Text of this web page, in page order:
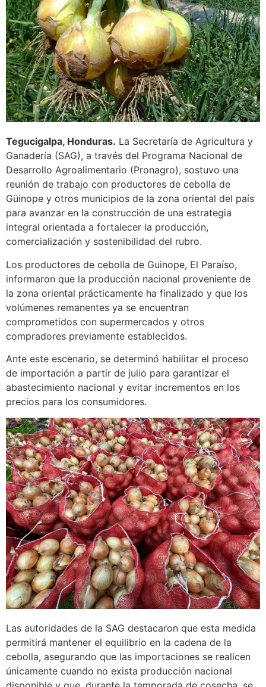
Tegucigalpa, Honduras. La Secretaría de Agricultura y
Ganadería (SAG), a través del Programa Nacional de
Desarrollo Agroalimentario (Pronagro), sostuvo una
reunión de trabajo con productores de cebolla de
Güinope y otros municipios de la zona oriental del país
para avanzar en la construcción de una estrategia
integral orientada a fortalecer la producción,
comercialización y sostenibilidad del rubro.
Los productores de cebolla de Guinope, El Paraíso,
informaron que la producción nacional proveniente de
la zona oriental prácticamente ha finalizado y que los
volúmenes remanentes ya se encuentran
comprometidos con supermercados y otros
compradores previamente establecidos.
Ante este escenario, se determinó habilitar el proceso
de importación a partir de julio para garantizar el
abastecimiento nacional y evitar incrementos en los
precios para los consumidores.
Las autoridades de la SAG destacaron que esta medida
permitirá mantener el equilibrio en la cadena de la
cebolla, asegurando que las importaciones se realicen
únicamente cuando no exista producción nacional